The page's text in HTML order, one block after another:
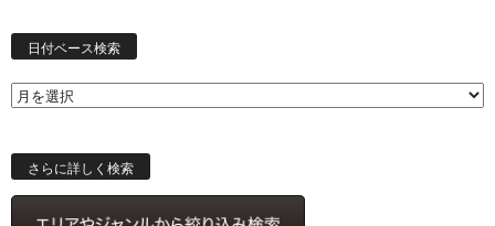
日付ベース検索
索
さらに詳しく検索